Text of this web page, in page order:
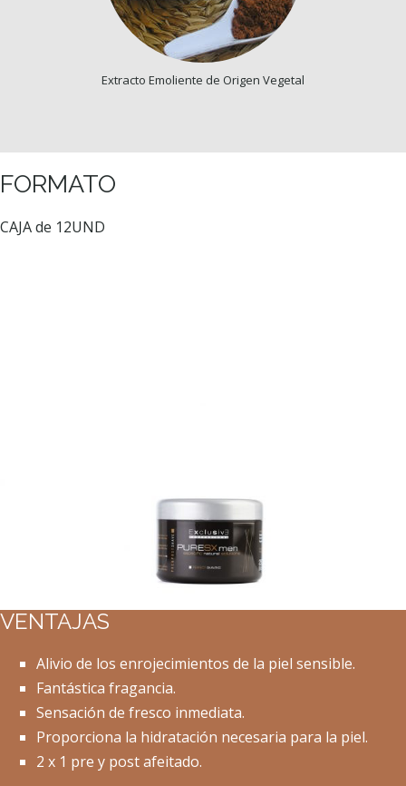
Extracto Emoliente de Origen Vegetal
FORMATO
CAJA de 12UND
VENTAJAS
Alivio de los enrojecimientos de la piel sensible.
Fantástica fragancia.
Sensación de fresco inmediata.
Proporciona la hidratación necesaria para la piel.
2 x 1 pre y post afeitado.